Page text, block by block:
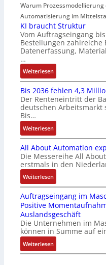
t
i
o
n
i
F
a
n
c
C
-
S
y
t
e
m
e
f
i
z
i
e
u
n
b
e
ä
t
i
g
R
e
i
f
e
g
a
r
t
f
ü
r
m
u
l
t
i
v
r
i
b
l
e
S
e
u
e
r
u
n
a
h
t
l
o
s
e
I
n
t
e
g
r
a
t
i
o
n
v
o
n
A
G
V
u
n
Warum
Automatisierung im
KI braucht Struktur
Vom Auftragseingang
Bestellungen zahlreiche
Datenerfassung,
…
Weiterlesen:
K
I
b
r
a
u
c
h
t
S
t
r
u
k
t
u
r
Bis 2036 fehlen 4,3
Der Renteneintritt der
deutschen Arbeitsmarkt
Bis…
Weiterlesen:
B
i
s
2
0
3
6
f
e
h
l
e
n
All About Automation
Die Messereihe All
erstmals in den
Weiterlesen:
A
l
l
A
b
o
u
t
Auftragseingang im
Positive
Auslandsgeschäft
Die Unternehmen im
können in Summe auf
Weiterlesen:
A